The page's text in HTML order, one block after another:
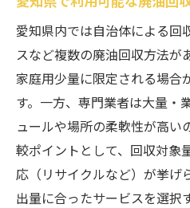
愛知県内では自治体による回
スなど複数の廃油回収方法が
家庭用少量に限定される場合
す。一方、専門業者は大量・
ュールや場所の柔軟性が高い
較ポイントとして、回収対象
応（リサイクルなど）が挙げ
出量に合ったサービスを選択